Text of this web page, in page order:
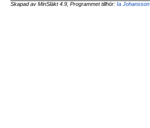
Skapad av MinSläkt 4.9, Programmet tillhör:Ia Johansson